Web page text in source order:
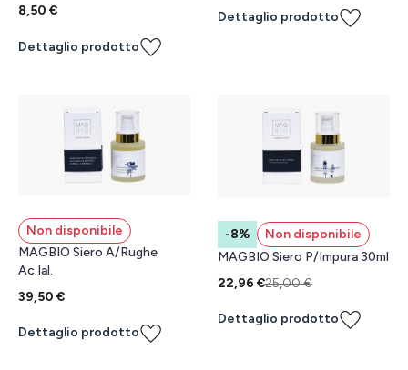
8,50 €
Dettaglio prodotto
Dettaglio prodotto
Non disponibile
MAGBIO Siero A/Rughe
Ac.Ial.
39,50 €
Dettaglio prodotto
-8%
Non disponibile
MAGBIO Siero P/Impura 30ml
22,96 €25,00 €
Dettaglio prodotto